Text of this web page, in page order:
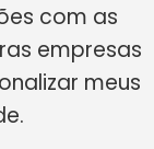
com as
empresas
meus